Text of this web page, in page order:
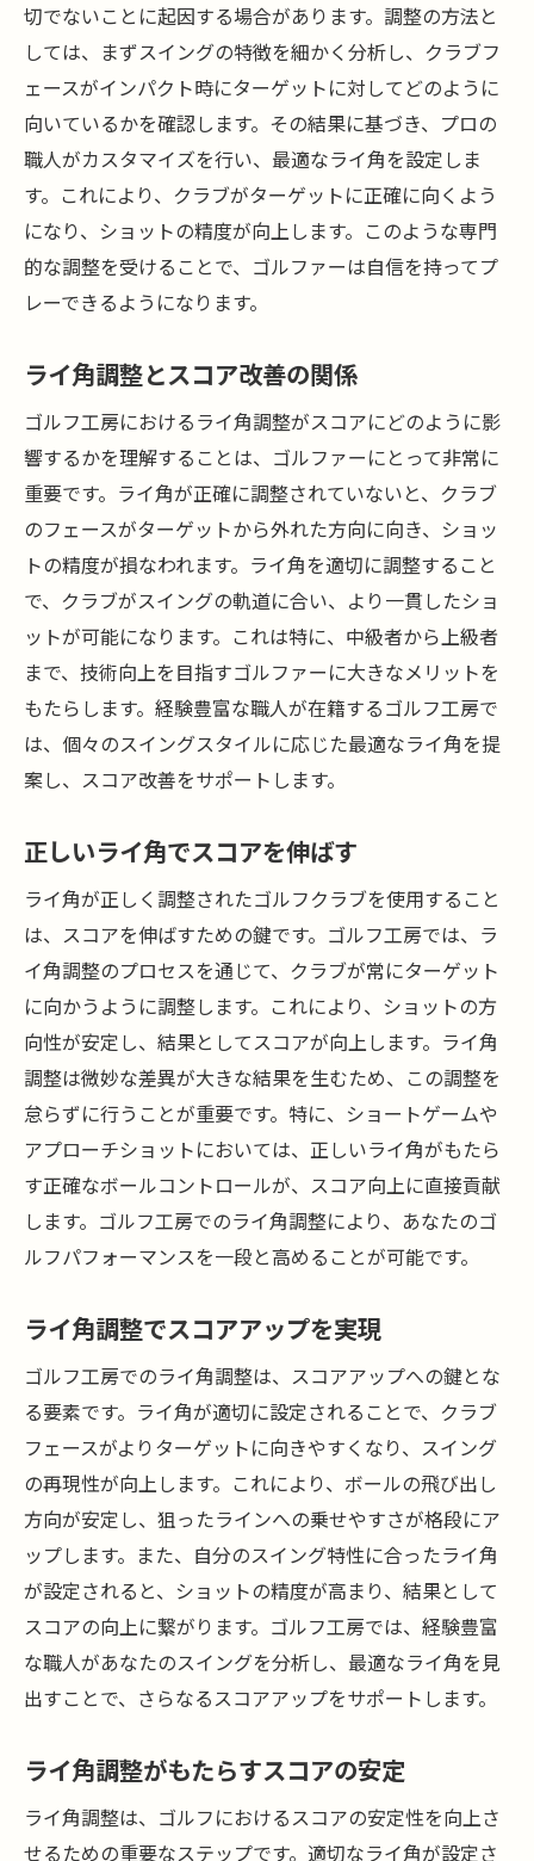
切でないことに起因する場合があります。調整の方法と
しては、まずスイングの特徴を細かく分析し、クラブフ
ェースがインパクト時にターゲットに対してどのように
向いているかを確認します。その結果に基づき、プロの
職人がカスタマイズを行い、最適なライ角を設定しま
す。これにより、クラブがターゲットに正確に向くよう
になり、ショットの精度が向上します。このような専門
的な調整を受けることで、ゴルファーは自信を持ってプ
レーできるようになります。
ライ角調整とスコア改善の関係
ゴルフ工房におけるライ角調整がスコアにどのように影
響するかを理解することは、ゴルファーにとって非常に
重要です。ライ角が正確に調整されていないと、クラブ
のフェースがターゲットから外れた方向に向き、ショッ
トの精度が損なわれます。ライ角を適切に調整すること
で、クラブがスイングの軌道に合い、より一貫したショ
ットが可能になります。これは特に、中級者から上級者
まで、技術向上を目指すゴルファーに大きなメリットを
もたらします。経験豊富な職人が在籍するゴルフ工房で
は、個々のスイングスタイルに応じた最適なライ角を提
案し、スコア改善をサポートします。
正しいライ角でスコアを伸ばす
ライ角が正しく調整されたゴルフクラブを使用すること
は、スコアを伸ばすための鍵です。ゴルフ工房では、ラ
イ角調整のプロセスを通じて、クラブが常にターゲット
に向かうように調整します。これにより、ショットの方
向性が安定し、結果としてスコアが向上します。ライ角
調整は微妙な差異が大きな結果を生むため、この調整を
怠らずに行うことが重要です。特に、ショートゲームや
アプローチショットにおいては、正しいライ角がもたら
す正確なボールコントロールが、スコア向上に直接貢献
します。ゴルフ工房でのライ角調整により、あなたのゴ
ルフパフォーマンスを一段と高めることが可能です。
ライ角調整でスコアアップを実現
ゴルフ工房でのライ角調整は、スコアアップへの鍵とな
る要素です。ライ角が適切に設定されることで、クラブ
フェースがよりターゲットに向きやすくなり、スイング
の再現性が向上します。これにより、ボールの飛び出し
方向が安定し、狙ったラインへの乗せやすさが格段にア
ップします。また、自分のスイング特性に合ったライ角
が設定されると、ショットの精度が高まり、結果として
スコアの向上に繋がります。ゴルフ工房では、経験豊富
な職人があなたのスイングを分析し、最適なライ角を見
出すことで、さらなるスコアアップをサポートします。
ライ角調整がもたらすスコアの安定
ライ角調整は、ゴルフにおけるスコアの安定性を向上さ
せるための重要なステップです。適切なライ角が設定さ